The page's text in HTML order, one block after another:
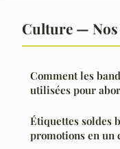
Culture —
Comment les
utilisées pour
Étiquettes soldes
promotions en un